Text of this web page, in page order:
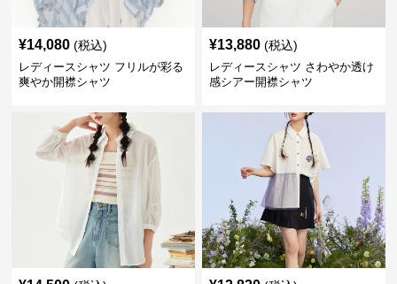
¥14,080 (税込)
レディースシャツ フリルが彩る
爽やか開襟シャツ
¥13,880 (税込)
レディースシャツ さわやか透け
感シアー開襟シャツ